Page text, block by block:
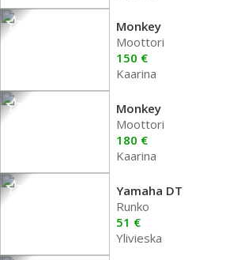
Monkey
Moottori
150 €
Kaarina
Monkey
Moottori
180 €
Kaarina
Yamaha DT
Runko
51 €
Ylivieska